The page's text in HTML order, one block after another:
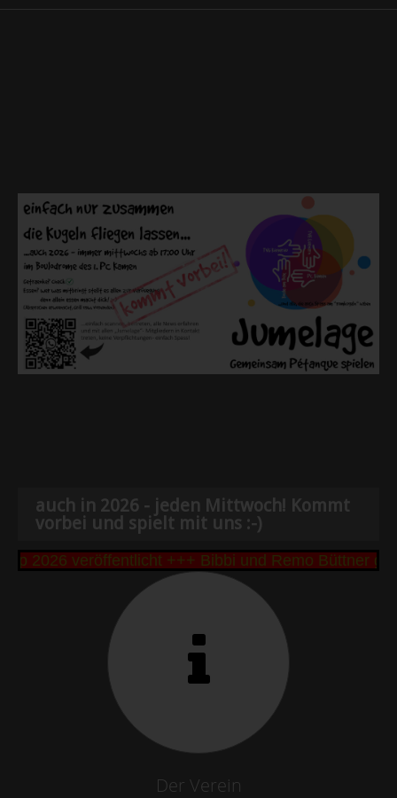
auch in 2026 - jeden Mittwoch! Kommt
vorbei und spielt mit uns :-)
2026 veröffentlicht +++ Bibbi und Remo Büttner
Der Verein